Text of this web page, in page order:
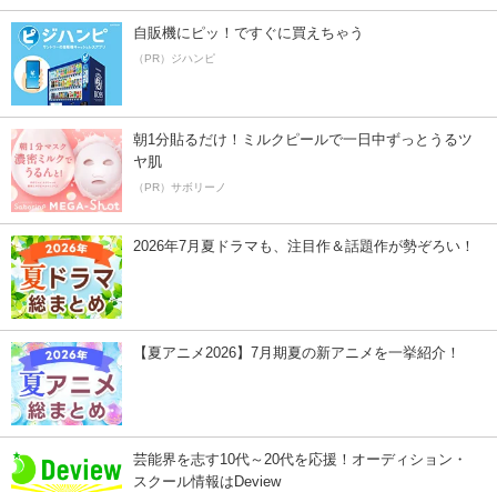
自販機にピッ！ですぐに買えちゃう
（PR）ジハンピ
朝1分貼るだけ！ミルクピールで一日中ずっとうるツ
ヤ肌
（PR）サボリーノ
2026年7月夏ドラマも、注目作＆話題作が勢ぞろい！
【夏アニメ2026】7月期夏の新アニメを一挙紹介！
芸能界を志す10代～20代を応援！オーディション・
スクール情報はDeview